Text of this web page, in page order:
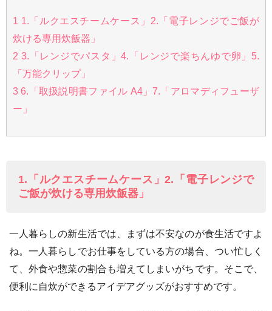
1 1.「ルクエスチームケース」2.「電子レンジでご飯が
炊ける専用炊飯器」
2 3.「レンジでパスタ」4.「レンジで楽ちんゆで卵」5.
「万能クリップ」
3 6.「取扱説明書ファイル A4」7.「アロマディフューザ
ー」
1.「ルクエスチームケース」2.「電子レンジで
ご飯が炊ける専用炊飯器」
一人暮らしの新生活では、まずは不安なのが食生活ですよ
ね。一人暮らしでお仕事をしている方の場合、つい忙しく
て、外食や惣菜の割合も増えてしまいがちです。そこで、
便利に自炊ができるアイデアグッズがおすすめです。